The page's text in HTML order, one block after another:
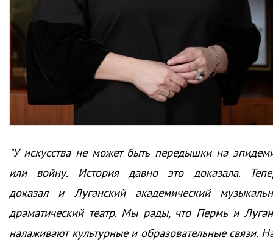
"У искусства не может быть передышки на
или войну. История давно это доказала.
доказал и Луганский академический
драматический театр. Мы рады, что Пермь и
налаживают культурные и образовательные связи.